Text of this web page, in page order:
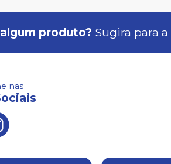
produto? Sugira para a
nas